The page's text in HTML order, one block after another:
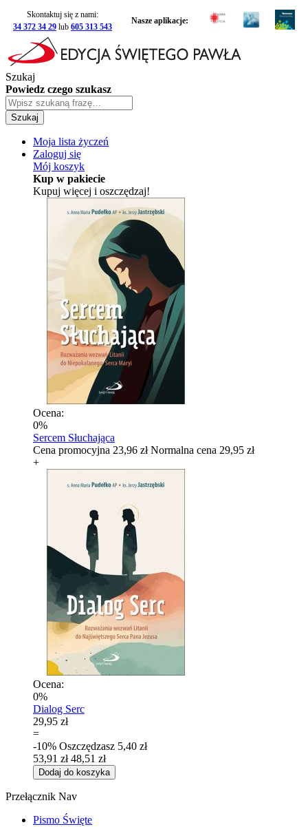
Skontaktuj się z nami:
34 372 34 29 lub 605 313 543
Nasze aplikacje:
Szukaj
Powiedz czego szukasz
Szukaj
Moja lista życzeń
Zaloguj się
Mój koszyk
Kup w pakiecie
Kupuj więcej i oszczędzaj!
Ocena:
0%
Sercem Słuchająca
Cena promocyjna 23,96 zł Normalna cena 29,95 zł
+
Ocena:
0%
Dialog Serc
29,95 zł
=
-10% Oszczędzasz 5,40 zł
53,91 zł 48,51 zł
Dodaj do koszyka
Przełącznik Nav
Pismo Święte